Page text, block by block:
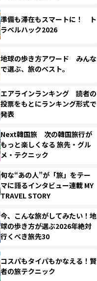
準備も滞在もスマートに！ ト
ラベルハック2026
地球の歩き方アワード みんな
で選ぶ、旅のベスト。
エアラインランキング 読者の
投票をもとにランキング形式で
発表
Next韓国旅 次の韓国旅行が
もっと楽しくなる 旅先・グル
メ・テクニック
旬な“あの人”が「旅」をテー
マに語るインタビュー連載 MY
TRAVEL STORY
今、こんな旅がしてみたい！地
球の歩き方が選ぶ2026年絶対
行くべき旅先30
コスパもタイパもかなえる！賢
者の旅テクニック